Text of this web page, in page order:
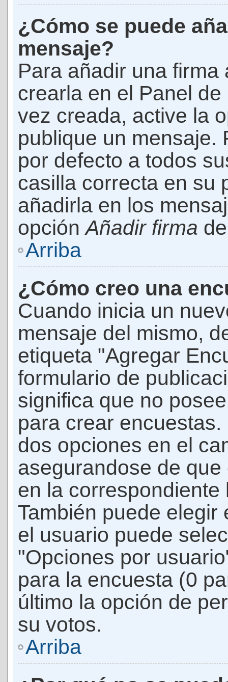
¿Cómo se puede
mensaje?
Para añadir una
crearla en el Panel
vez creada, active la
publique un mensaje.
por defecto a todos
casilla correcta en su
añadirla en los
opciónAñadir firma
Arriba
¿Cómo creo una
Cuando inicia un
mensaje del mismo,
etiqueta "Agregar
formulario de
significa que no
para crear
dos opciones en el
asegurandose de
en la
También puede
el usuario puede
"Opciones por
para la encuesta (0
último la opción de
su votos.
Arriba